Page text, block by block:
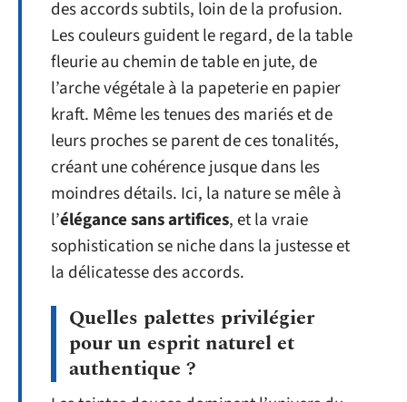
des accords subtils, loin de la profusion.
Les couleurs guident le regard, de la table
fleurie au chemin de table en jute, de
l’arche végétale à la papeterie en papier
kraft. Même les tenues des mariés et de
leurs proches se parent de ces tonalités,
créant une cohérence jusque dans les
moindres détails. Ici, la nature se mêle à
l’élégance sans artifices, et la vraie
sophistication se niche dans la justesse et
la délicatesse des accords.
Quelles palettes privilégier
pour un esprit naturel et
authentique ?